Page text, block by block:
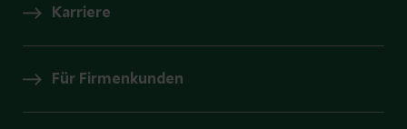
Karriere
Für Firmenkunden